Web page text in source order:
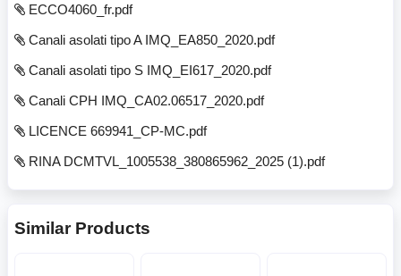
ECCO4060_fr.pdf
Canali asolati tipo A IMQ_EA850_2020.pdf
Canali asolati tipo S IMQ_EI617_2020.pdf
Canali CPH IMQ_CA02.06517_2020.pdf
LICENCE 669941_CP-MC.pdf
RINA DCMTVL_1005538_380865962_2025 (1).pdf
Similar Products